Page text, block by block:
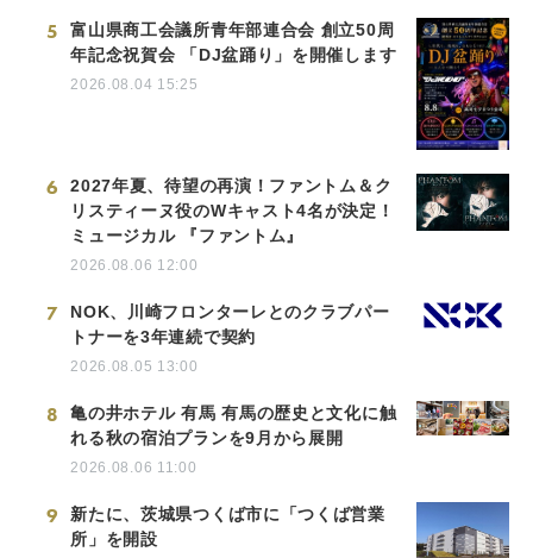
5
富山県商工会議所青年部連合会 創立50周
年記念祝賀会 「DJ盆踊り」を開催します
2026.08.04 15:25
6
2027年夏、待望の再演！ファントム＆ク
リスティーヌ役のWキャスト4名が決定！
ミュージカル 『ファントム』
2026.08.06 12:00
7
NOK、川崎フロンターレとのクラブパー
トナーを3年連続で契約
2026.08.05 13:00
8
亀の井ホテル 有馬 有馬の歴史と文化に触
れる秋の宿泊プランを9月から展開
2026.08.06 11:00
9
新たに、茨城県つくば市に「つくば営業
所」を開設